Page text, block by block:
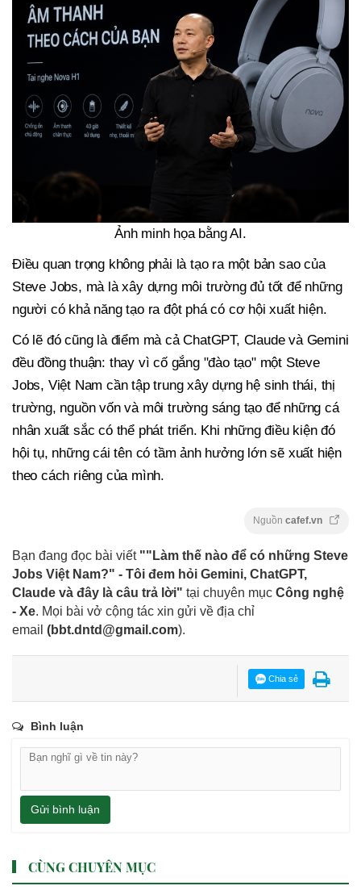
Ảnh minh họa bằng AI.
Điều quan trọng không phải là tạo ra một bản sao của
Steve Jobs, mà là xây dựng môi trường đủ tốt để những
người có khả năng tạo ra đột phá có cơ hội xuất hiện.
Có lẽ đó cũng là điểm mà cả ChatGPT, Claude và Gemini
đều đồng thuận: thay vì cố gắng "đào tạo" một Steve
Jobs, Việt Nam cần tập trung xây dựng hệ sinh thái, thị
trường, nguồn vốn và môi trường sáng tạo để những cá
nhân xuất sắc có thể phát triển. Khi những điều kiện đó
hội tụ, những cái tên có tầm ảnh hưởng lớn sẽ xuất hiện
theo cách riêng của mình.
Nguồn cafef.vn
Bạn đang đọc bài viết ""Làm thế nào để có những Steve
Jobs Việt Nam?" - Tôi đem hỏi Gemini, ChatGPT,
Claude và đây là câu trả lời" tại chuyên mục Công nghệ
- Xe. Mọi bài vở cộng tác xin gửi về địa chỉ
email (bbt.dntd@gmail.com).
Chia sẻ
Bình luận
Gửi bình luận
CÙNG CHUYÊN MỤC